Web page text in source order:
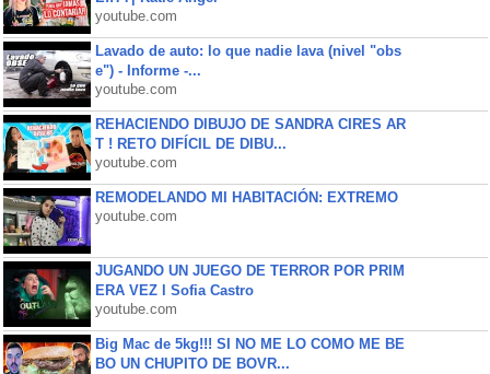
youtube.com
Lavado de auto: lo que nadie lava (nivel "obs
e") - Informe -...
youtube.com
REHACIENDO DIBUJO DE SANDRA CIRES AR
T ! RETO DIFÍCIL DE DIBU...
youtube.com
REMODELANDO MI HABITACIÓN: EXTREMO
youtube.com
JUGANDO UN JUEGO DE TERROR POR PRIM
ERA VEZ l Sofia Castro
youtube.com
Big Mac de 5kg!!! SI NO ME LO COMO ME BE
BO UN CHUPITO DE BOVR...